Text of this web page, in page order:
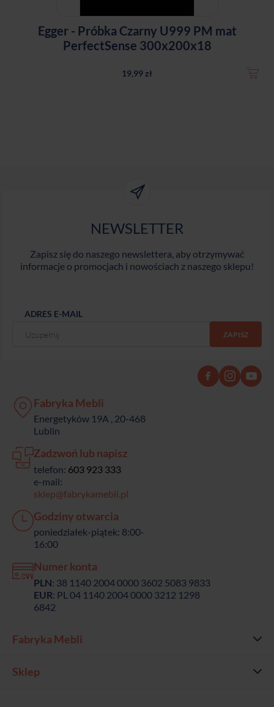
Egger - Próbka Czarny U999 PM mat
PerfectSense 300x200x18
19,99 zł
NEWSLETTER
Zapisz się do naszego newslettera, aby otrzymywać
informacje o promocjach i nowościach z naszego sklepu!
ADRES E-MAIL
Fabryka Mebli
Energetyków 19A , 20-468
Lublin
Zadzwoń lub napisz
telefon: 603 923 333
e-mail:
sklep@fabrykamebli.pl
Godziny otwarcia
poniedziałek-piątek: 8:00-
16:00
Numer konta
PLN: 38 1140 2004 0000 3602 5083 9833
EUR: PL 04 1140 2004 0000 3212 1298
6842
Fabryka Mebli
Sklep